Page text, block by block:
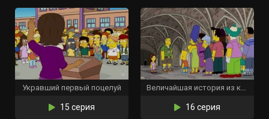
Укравший первый поцелуй
15 серия
Величайшая история из когда-либо проваленных
16 серия